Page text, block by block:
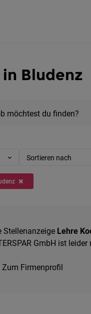
in Bludenz
möchtest du finden?
Sortieren nach
Stellenanzeige Lehre
GmbH ist
Zum Firmenprofil